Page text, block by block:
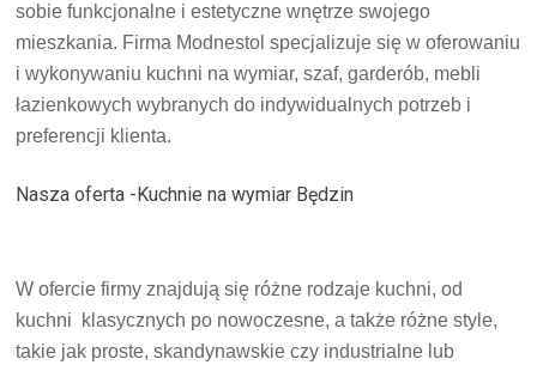
sobie funkcjonalne i estetyczne wnętrze swojego
mieszkania. Firma Modnestol specjalizuje się w oferowaniu
i wykonywaniu kuchni na wymiar, szaf, garderób, mebli
łazienkowych wybranych do indywidualnych potrzeb i
preferencji klienta.
Nasza oferta -Kuchnie na wymiar Będzin
W ofercie firmy znajdują się różne rodzaje kuchni, od
kuchni klasycznych po nowoczesne, a także różne style,
takie jak proste, skandynawskie czy industrialne lub